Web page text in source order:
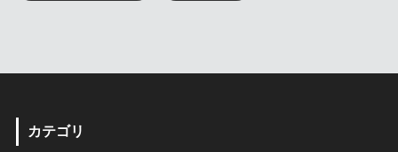
カテゴリ